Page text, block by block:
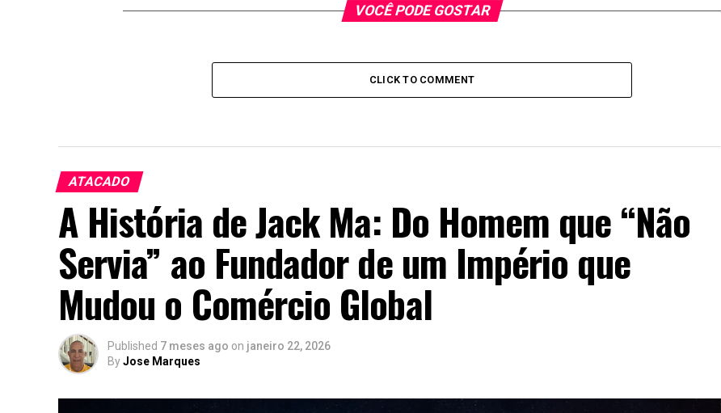
VOCÊ PODE GOSTAR
CLICK TO COMMENT
ATACADO
A História de Jack Ma: Do Homem que “Não
Servia” ao Fundador de um Império que
Mudou o Comércio Global
Published 7 meses ago on janeiro 22, 2026
ByJose Marques